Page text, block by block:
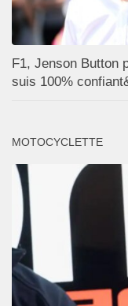
F1, Jenson Button
suis 100%
MOTOCYCLETTE